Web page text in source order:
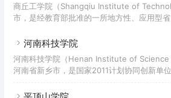
拥有16个教学单位，开设45个本科专业，形
农、管、艺、文、教、理、经等多学科协调
商丘工学院（Shangqiu Institute of
市，是经教育部批准的一所地方性、应用型
基础上建立商丘工学院，实施全日制普通本
（部），开设本科专业33个（截至2019年10
全日制在校生16125人。
河南科技学院
河南科技学院（Henan Institute of
河南省新乡市，是国家2011计划协同创新单
培养计划、卓越农林人才教育培养计划、国